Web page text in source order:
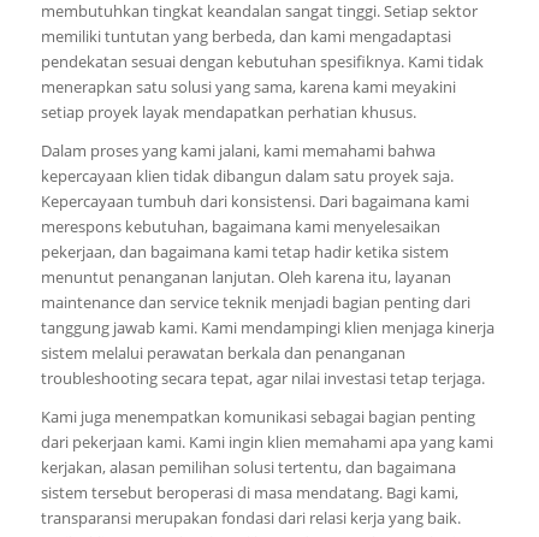
membutuhkan tingkat keandalan sangat tinggi. Setiap sektor
memiliki tuntutan yang berbeda, dan kami mengadaptasi
pendekatan sesuai dengan kebutuhan spesifiknya. Kami tidak
menerapkan satu solusi yang sama, karena kami meyakini
setiap proyek layak mendapatkan perhatian khusus.
Dalam proses yang kami jalani, kami memahami bahwa
kepercayaan klien tidak dibangun dalam satu proyek saja.
Kepercayaan tumbuh dari konsistensi. Dari bagaimana kami
merespons kebutuhan, bagaimana kami menyelesaikan
pekerjaan, dan bagaimana kami tetap hadir ketika sistem
menuntut penanganan lanjutan. Oleh karena itu, layanan
maintenance dan service teknik menjadi bagian penting dari
tanggung jawab kami. Kami mendampingi klien menjaga kinerja
sistem melalui perawatan berkala dan penanganan
troubleshooting secara tepat, agar nilai investasi tetap terjaga.
Kami juga menempatkan komunikasi sebagai bagian penting
dari pekerjaan kami. Kami ingin klien memahami apa yang kami
kerjakan, alasan pemilihan solusi tertentu, dan bagaimana
sistem tersebut beroperasi di masa mendatang. Bagi kami,
transparansi merupakan fondasi dari relasi kerja yang baik.